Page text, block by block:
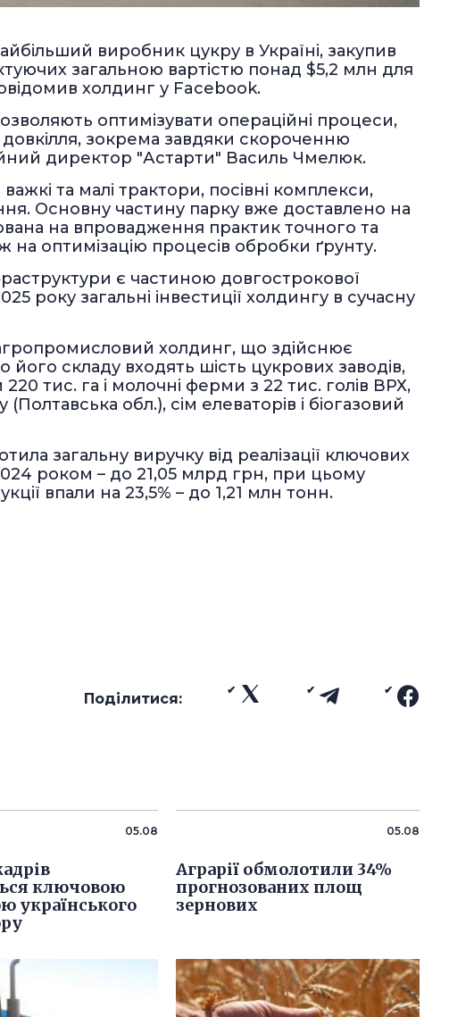
виробник цукру в Україні, закупив
загальною вартістю понад $5,2 млн для
холдинг у Facebook.
оптимізувати операційні процеси,
зокрема завдяки скороченню
директор "Астарти" Василь Чмелюк.
та малі трактори, посівні комплекси,
Основну частину парку вже доставлено на
на впровадження практик точного та
оптимізацію процесів обробки ґрунту.
є частиною довгострокової
року загальні інвестиції холдингу в сучасну
холдинг, що здійснює
його складу входять шість цукрових заводів,
тис. га і молочні ферми з 22 тис. голів ВРХ,
обл.), сім елеваторів і біогазовий
загальну виручку від реалізації ключових
роком – до 21,05 млрд грн, при цьому
впали на 23,5% – до 1,21 млн тонн.
Поділитися:
05.08
ключовою
українського
05.08
Аграрії обмолотили 34%
прогнозованих площ
зернових